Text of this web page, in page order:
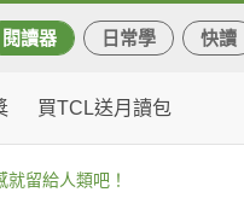
閱讀器 日常學 快讀
買TCL送月讀包
留給人類吧！